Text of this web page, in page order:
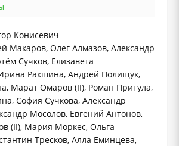
Конисевич
Макаров, Олег Алмазов, Александр
Сучков, Елизавета
Ракшина, Андрей Полищук,
Марат Омаров (II), Роман Притула,
София Сучкова, Александр
Мосолов, Евгений Антонов,
(II), Мария Моркес, Ольга
Тресков, Алла Еминцева,